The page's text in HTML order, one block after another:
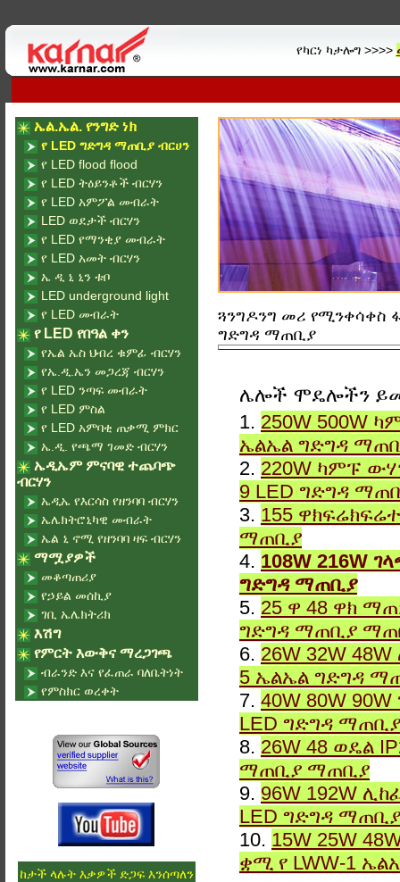
የካርነ ካታሎግ >>>>
ጓንግዶንግ መሪ የሚንቀሳቀስ
ግድግዳ ማጠቢያ
ሌሎች ሞዴሎችን
1. 250W 500W
ኤልኤል ግድግዳ
2. 220W ካምፑ
9 LED ግድግዳ
3. 155
ማጠቢያ
4. 108W 216W
ግድግዳ ማጠቢያ
5. 25 ዋ 48 ዋክ
ግድግዳ ማጠቢያ
6. 26W 32W
5 ኤልኤል ግድግዳ
7. 40W 80W
LED ግድግዳ ማጠቢያ
8. 26W 48 ወዴል
ማጠቢያ ማጠቢያ
9. 96W 192W
LED ግድግዳ ማጠቢያ
10. 15W 25W
ቋሚ የ LWW-1
ኤል.ኤል. የንግድ ነክ
የ LED ግድግዳ ማጠቢያ ብርሀን
የ LED flood flood
የ LED ትዕይንቶች ብርሃን
የ LED አምፖል መብራት
LED ወደታች ብርሃን
የ LED የማንቂያ መብራት
የ LED አመት ብርሃን
ኤ ዲ ኒ ኒን ቱቦ
LED underground light
የ LED መብራት
የ LED የበዓል ቀን
የኤል ኤስ ህብረ ቁምፊ ብርሃን
የኤ.ዲ.ኤን መጋረጃ ብርሃን
የ LED ንጣፍ መብራት
የ LED ምስል
የ LED አምባቂ ጠቃሚ ምክር
ኤ.ዲ. የጫማ ገመድ ብርሃን
ኤዲኤም ምናባዊ ተጨባጭ
ብርሃን
ኤዲኤ የእርሳስ የዘንባባ ብርሃን
ኤሌክትሮኒካዊ መብራት
ኤል ኒ ኖሚ የዘንባባ ዛፍ ብርሃን
ማሟያዎች
መቆጣጠሪያ
የኃይል መሰኪያ
ገቢ ኤሌክትሪክ
እሽግ
የምርት እውቅና ማረጋገጫ
ብራንድ እና የፈጠራ ባለቤትነት
የምስክር ወረቀት
ከታች ላሉት እቃዎች ድጋፍ እንሰጣለን